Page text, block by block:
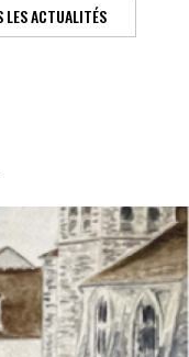
LES ACTUALITÉS